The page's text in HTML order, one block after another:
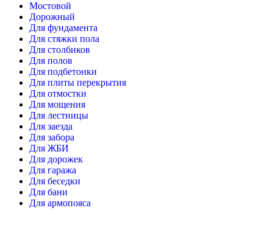
Мостовой
Дорожный
Для фундамента
Для стяжки пола
Для столбиков
Для полов
Для подбетонки
Для плиты перекрытия
Для отмостки
Для мощения
Для лестницы
Для заезда
Для забора
Для ЖБИ
Для дорожек
Для гаража
Для беседки
Для бани
Для армопояса